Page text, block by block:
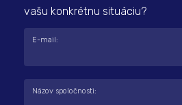
vašu konkrétnu situáciu?
E-mail:
Názov spoločnosti: